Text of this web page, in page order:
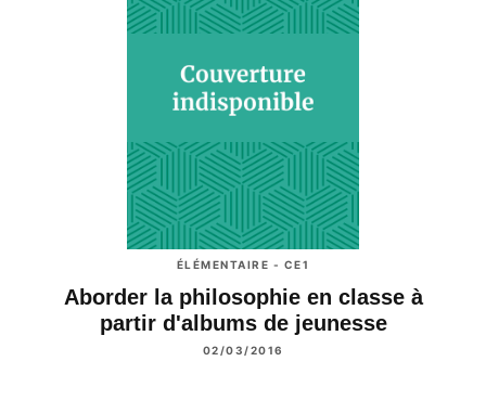
ÉLÉMENTAIRE - CE1
Aborder la philosophie en classe à
partir d'albums de jeunesse
02/03/2016